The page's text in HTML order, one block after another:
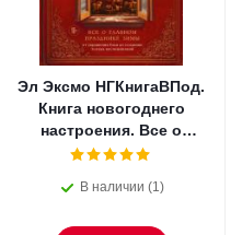
Эл Эксмо НГКнигаВПод.
Книга новогоднего
настроения. Все о
главном празднике
елки
В наличии (1)